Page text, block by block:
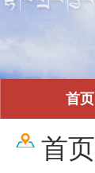
首页
首页